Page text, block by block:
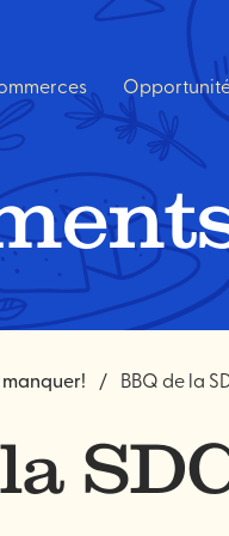
BBQ de la